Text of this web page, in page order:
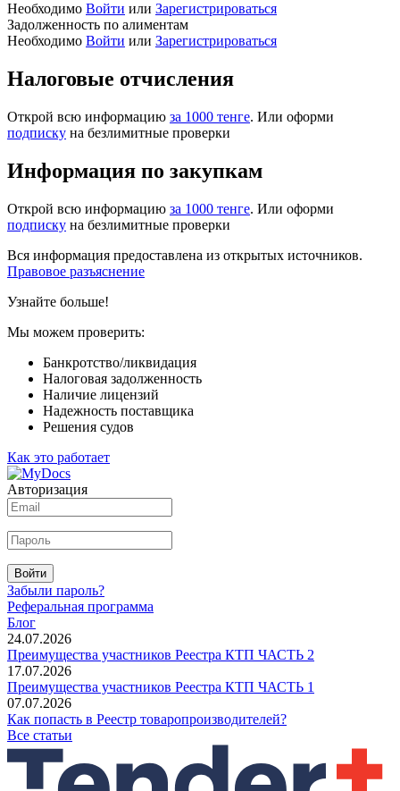
Необходимо Войти или Зарегистрироваться
Задолженность по алиментам
Необходимо Войти или Зарегистрироваться
Налоговые отчисления
Открой всю информацию за 1000 тенге. Или оформи
подписку на безлимитные проверки
Информация по закупкам
Открой всю информацию за 1000 тенге. Или оформи
подписку на безлимитные проверки
Вся информация предоставлена из открытых источников.
Правовое разъяснение
Узнайте больше!
Мы можем проверить:
Банкротство/ликвидация
Налоговая задолженность
Наличие лицензий
Надежность поставщика
Решения судов
Как это работает
Авторизация
Войти
Забыли пароль?
Реферальная программа
Блог
24.07.2026
Преимущества участников Реестра КТП ЧАСТЬ 2
17.07.2026
Преимущества участников Реестра КТП ЧАСТЬ 1
07.07.2026
Как попасть в Реестр товаропроизводителей?
Все статьи